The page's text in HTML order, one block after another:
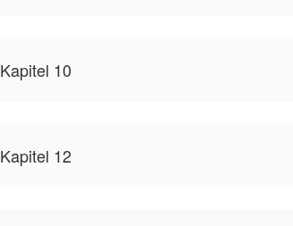
Kapitel 10
Kapitel 12